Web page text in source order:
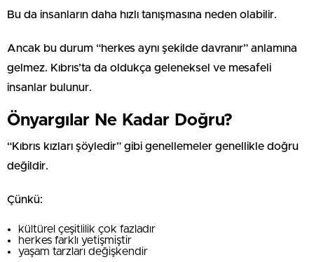
Bu da insanların daha hızlı tanışmasına neden olabilir.
Ancak bu durum “herkes aynı şekilde davranır” anlamına
gelmez. Kıbrıs’ta da oldukça geleneksel ve mesafeli
insanlar bulunur.
Önyargılar Ne Kadar Doğru?
“Kıbrıs kızları şöyledir” gibi genellemeler genellikle doğru
değildir.
Çünkü:
kültürel çeşitlilik çok fazladır
herkes farklı yetişmiştir
yaşam tarzları değişkendir